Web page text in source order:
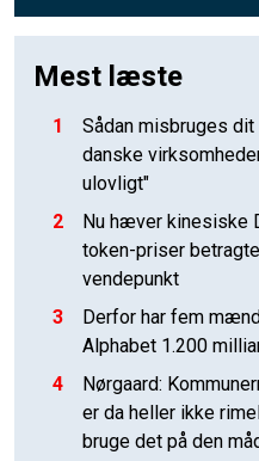
Mest læste
1
Sådan misbruges
danske
ulovligt"
2
Nu hæver kinesiske
token-priser
vendepunkt
3
Derfor har fem
Alphabet 1.200
4
Nørgaard:
er da heller ikke
bruge det på den